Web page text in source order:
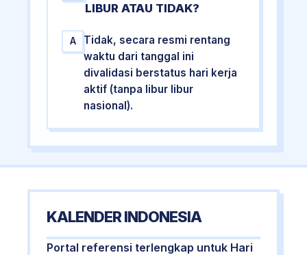
LIBUR ATAU TIDAK?
A
Tidak, secara resmi rentang
waktu dari tanggal ini
divalidasi berstatus hari kerja
aktif (tanpa libur libur
nasional).
KALENDER INDONESIA
Portal referensi terlengkap untuk Hari